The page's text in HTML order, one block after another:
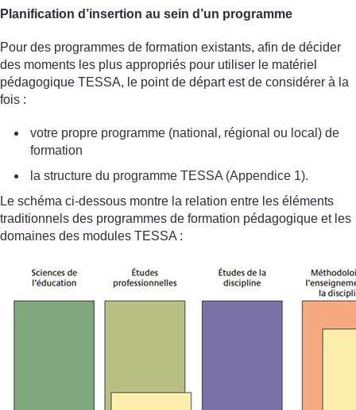
Planification d’insertion au sein d’un programme
Pour des programmes de formation existants, afin de décider
des moments les plus appropriés pour utiliser le matériel
pédagogique TESSA, le point de départ est de considérer à la
fois :
votre propre programme (national, régional ou local) de
formation
la structure du programme TESSA (Appendice 1).
Le schéma ci-dessous montre la relation entre les éléments
traditionnels des programmes de formation pédagogique et les
domaines des modules TESSA :